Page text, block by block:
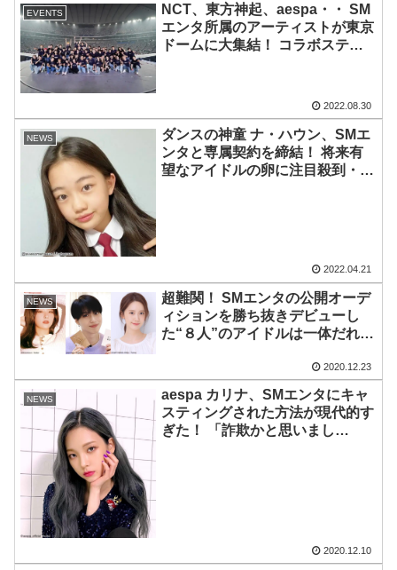
EVENTS
NCT、東方神起、aespa・・ SM
エンタ所属のアーティストが東京
ドームに大集結！ コラボステー
りとなるSMTOWN LIVEを完走
2022.08.30
NEWS
ダンスの神童 ナ・ハウン、SMエ
ンタと専属契約を締結！ 将来有
望なアイドルの卵に注目殺到・・
2022.04.21
NEWS
超難関！ SMエンタの公開オーデ
ィションを勝ち抜きデビューし
た“８人”のアイドルは一体だれ？
ァンたちも思わず納得のそのメン
バーとは？
2020.12.23
NEWS
aespa カリナ、SMエンタにキャ
スティングされた方法が現代的す
ぎた！ 「詐欺かと思いまし
2020.12.10